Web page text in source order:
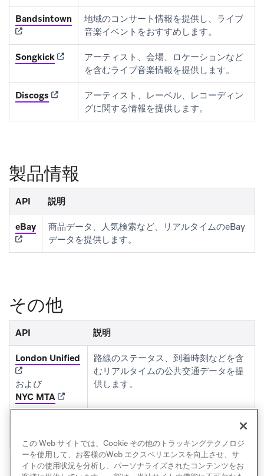
Bandsintown(opens in new tab)
地域のコンサート情報を提供し、ライブ
音楽イベントをおすすめします。
Songkick (opens in new tab)
アーティスト、会場、ロケーションなど
を含むライブ音楽情報を提供します。
Discogs (opens in new tab)
アーティスト、レーベル、レコーディン
グに関する情報を提供します。
製品情報
API 説明
eBay(opens in new tab)
商品データ、人気検索など、リアルタイムのeBay
データを提供します。
その他
API 説明
London Unified (opens in new tab)
および
NYC MTA (opens in new tab)
路線のステータス、到着時刻などを含
むリアルタイムの公共交通データを提
供します。
指定された緯度と経度の日の出・日の
この Web サイトでは、Cookie その他のトラッキングテクノロジ
ーを使用して、お客様のWeb エクスペリエンスを向上させ、サ
イトの使用状況を分析し、パーソナライズされたコンテンツをお